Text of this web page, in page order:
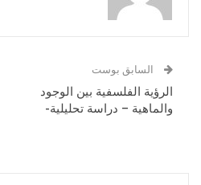
السابق بوست
الرؤية الفلسفية بين الوجود
والماهية – دراسة تحليلية-